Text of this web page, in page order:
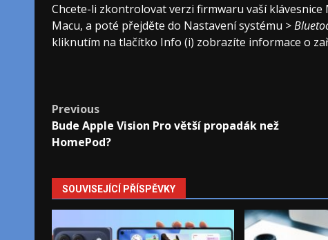
Chcete-li zkontrolovat verzi firmwaru vaší
Macu, a poté přejděte do Nastavení systému >
kliknutím na tlačítko Info (i) zobrazíte informace o
Post
navigation
Previous
Bude Apple Vision Pro větší propadák než
HomePod?
SOUVISEJÍCÍ PŘÍSPĚVKY